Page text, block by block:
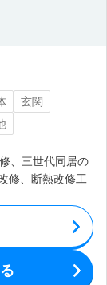
玄関
、三世代同居の
修、断熱改修工